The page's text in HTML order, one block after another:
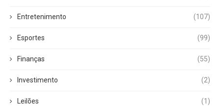
Entretenimento (107)
Esportes (99)
Finanças (55)
Investimento (2)
Leilões (1)